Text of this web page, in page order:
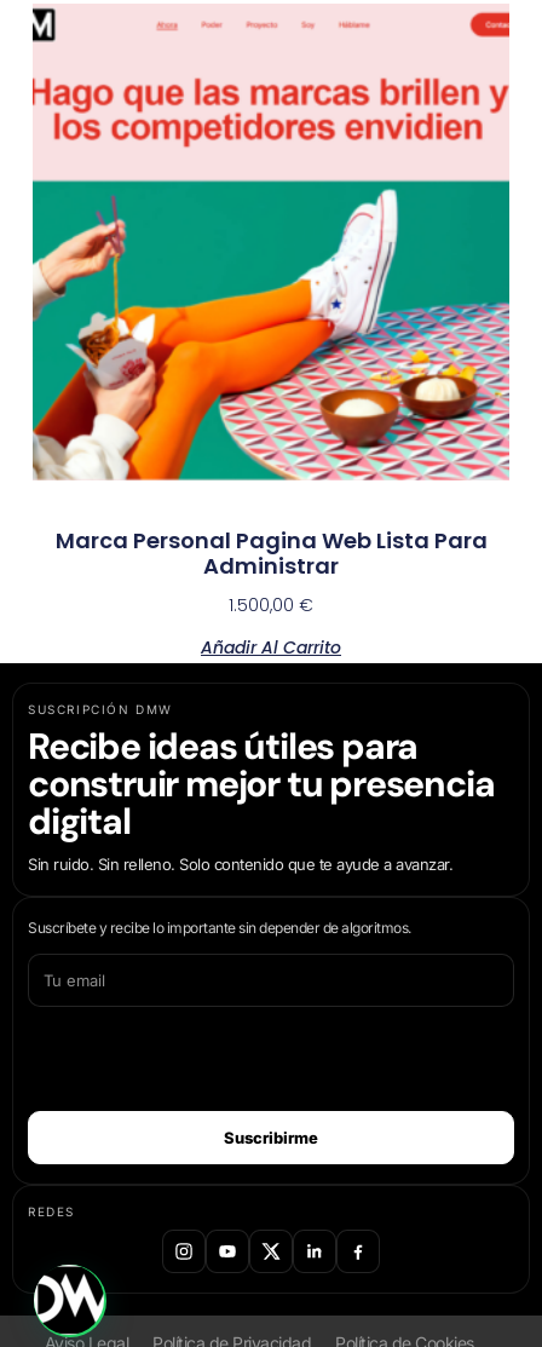
Marca Personal Pagina Web Lista Para
Administrar
1.500,00 €
Añadir Al Carrito
SUSCRIPCIÓN DMW
Recibe ideas útiles para
construir mejor tu presencia
digital
Sin ruido. Sin relleno. Solo contenido que te ayude a avanzar.
Suscríbete y recibe lo importante sin depender de algoritmos.
Suscribirme
REDES